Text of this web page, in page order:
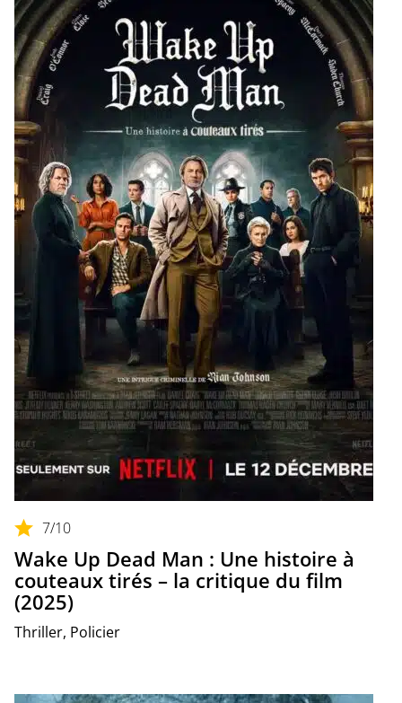
7/10
Wake Up Dead Man : Une histoire à
couteaux tirés – la critique du film
(2025)
Thriller, Policier